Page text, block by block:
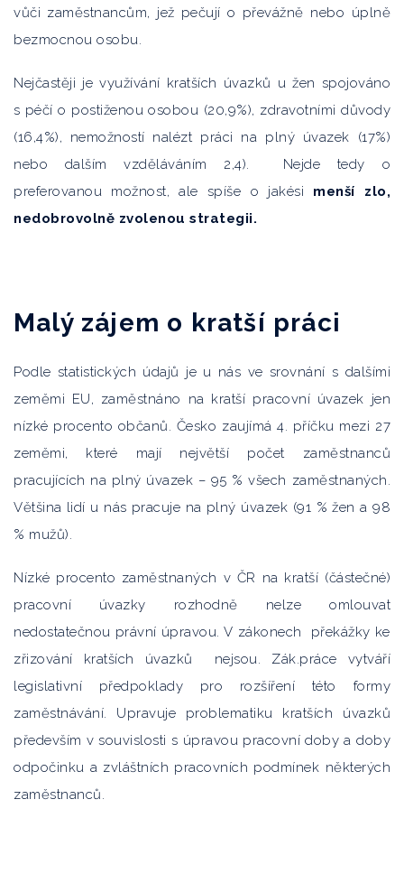
vůči zaměstnancům, jež pečují o převážně nebo úplně
bezmocnou osobu.
Nejčastěji je využívání kratších úvazků u žen spojováno
s péčí o postiženou osobou (20,9%), zdravotními důvody
(16,4%), nemožností nalézt práci na plný úvazek (17%)
nebo dalším vzděláváním 2,4). Nejde tedy o
preferovanou možnost, ale spíše o jakési menší zlo,
nedobrovolně zvolenou strategii.
Malý zájem o kratší práci
Podle statistických údajů je u nás ve srovnání s dalšími
zeměmi EU, zaměstnáno na kratší pracovní úvazek jen
nízké procento občanů. Česko zaujímá 4. příčku mezi 27
zeměmi, které mají největší počet zaměstnanců
pracujících na plný úvazek – 95 % všech zaměstnaných.
Většina lidí u nás pracuje na plný úvazek (91 % žen a 98
% mužů).
Nízké procento zaměstnaných v ČR na kratší (částečné)
pracovní úvazky rozhodně nelze omlouvat
nedostatečnou právní úpravou. V zákonech překážky ke
zřizování kratších úvazků nejsou. Zák.práce vytváří
legislativní předpoklady pro rozšíření této formy
zaměstnávání. Upravuje problematiku kratších úvazků
především v souvislosti s úpravou pracovní doby a doby
odpočinku a zvláštních pracovních podmínek některých
zaměstnanců.